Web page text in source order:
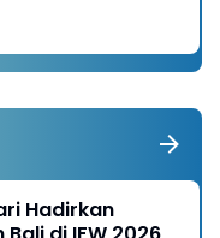
Hadirkan